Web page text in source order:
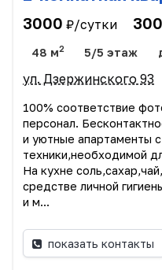
3000 ₽/сутки 300
48 м2 5/5 этаж
ул. Дзержинского 93
100% соответствие
персонал.
и уютные апартаменты
техники,необходимой
На кухне
средстве личной
и м...
показать контакты